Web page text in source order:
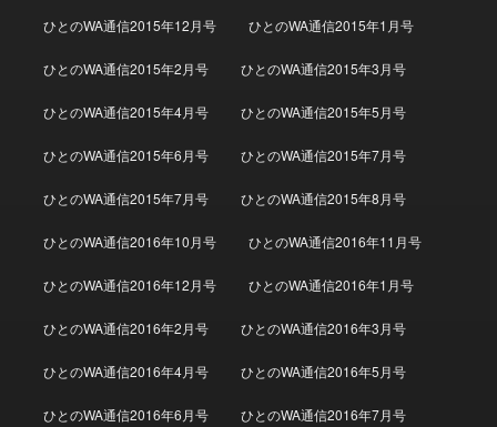
ひとのWA通信2015年12月号 ひとのWA通信2015年1月号
ひとのWA通信2015年2月号 ひとのWA通信2015年3月号
ひとのWA通信2015年4月号 ひとのWA通信2015年5月号
ひとのWA通信2015年6月号 ひとのWA通信2015年7月号
ひとのWA通信2015年7月号 ひとのWA通信2015年8月号
ひとのWA通信2016年10月号 ひとのWA通信2016年11月号
ひとのWA通信2016年12月号 ひとのWA通信2016年1月号
ひとのWA通信2016年2月号 ひとのWA通信2016年3月号
ひとのWA通信2016年4月号 ひとのWA通信2016年5月号
ひとのWA通信2016年6月号 ひとのWA通信2016年7月号